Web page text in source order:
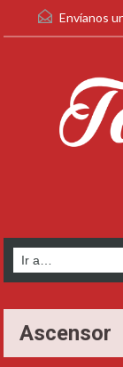
Envíanos
Ascensor